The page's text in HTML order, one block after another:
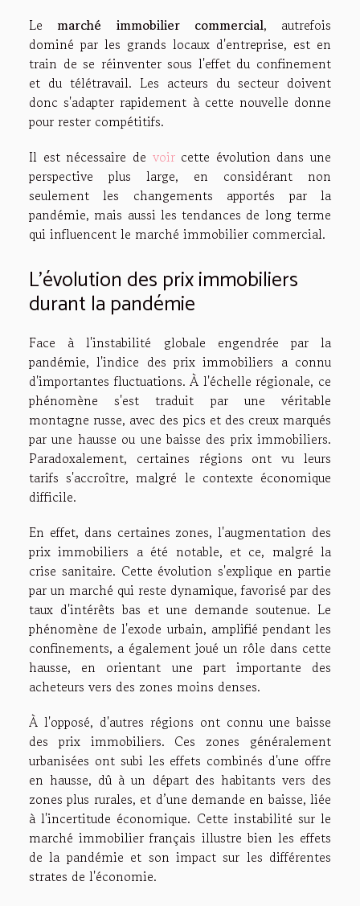
Le marché immobilier commercial, autrefois
dominé par les grands locaux d'entreprise, est en
train de se réinventer sous l'effet du confinement
et du télétravail. Les acteurs du secteur doivent
donc s'adapter rapidement à cette nouvelle donne
pour rester compétitifs.
Il est nécessaire de voircette évolution dans une
perspective plus large, en considérant non
seulement les changements apportés par la
pandémie, mais aussi les tendances de long terme
qui influencent le marché immobilier commercial.
L'évolution des prix immobiliers
durant la pandémie
Face à l'instabilité globale engendrée par la
pandémie, l'indice des prix immobiliers a connu
d'importantes fluctuations. À l'échelle régionale, ce
phénomène s'est traduit par une véritable
montagne russe, avec des pics et des creux marqués
par une hausse ou une baisse des prix immobiliers.
Paradoxalement, certaines régions ont vu leurs
tarifs s'accroître, malgré le contexte économique
difficile.
En effet, dans certaines zones, l'augmentation des
prix immobiliers a été notable, et ce, malgré la
crise sanitaire. Cette évolution s'explique en partie
par un marché qui reste dynamique, favorisé par des
taux d'intérêts bas et une demande soutenue. Le
phénomène de l'exode urbain, amplifié pendant les
confinements, a également joué un rôle dans cette
hausse, en orientant une part importante des
acheteurs vers des zones moins denses.
À l'opposé, d'autres régions ont connu une baisse
des prix immobiliers. Ces zones généralement
urbanisées ont subi les effets combinés d'une offre
en hausse, dû à un départ des habitants vers des
zones plus rurales, et d’une demande en baisse, liée
à l'incertitude économique. Cette instabilité sur le
marché immobilier français illustre bien les effets
de la pandémie et son impact sur les différentes
strates de l'économie.